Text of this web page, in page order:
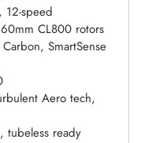
12-speed
CL800 rotors
SmartSense
Aero tech,
tubeless ready